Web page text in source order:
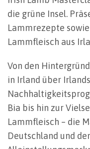
die grüne Insel.
Lammrezepte
Lammfleisch aus
Von den
in Irland über
Bia bis hin zur
Lammfleisch – die
Deutschland und